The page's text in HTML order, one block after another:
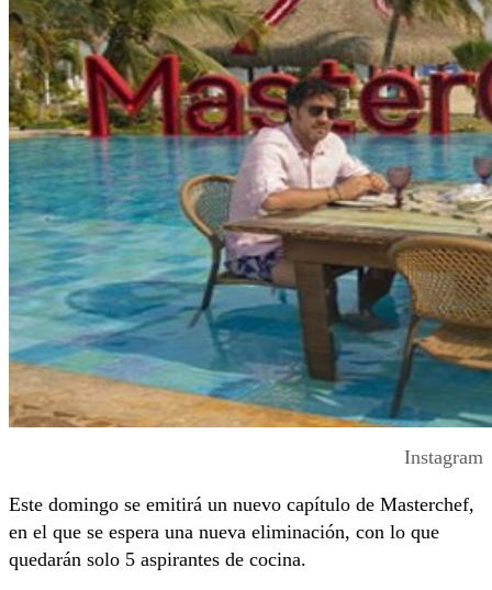
Instagram
Este domingo se emitirá un nuevo capítulo de Masterchef,
en el que se espera una nueva eliminación, con lo que
quedarán solo 5 aspirantes de cocina.